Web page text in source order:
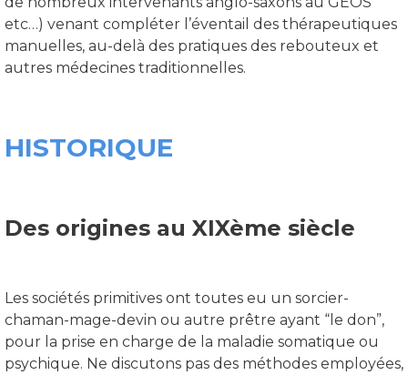
etc…) venant compléter l’éventail des thérapeutiques
manuelles, au-delà des pratiques des rebouteux et
autres médecines traditionnelles.
HISTORIQUE
Des origines au XIXème siècle
Les sociétés primitives ont toutes eu un sorcier-
chaman-mage-devin ou autre prêtre ayant “le don”,
pour la prise en charge de la maladie somatique ou
psychique. Ne discutons pas des méthodes employées,